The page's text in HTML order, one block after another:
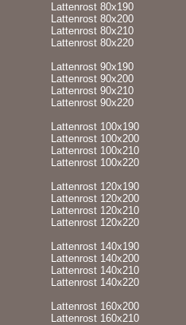
Lattenrost 80x190
Lattenrost 80x200
Lattenrost 80x210
Lattenrost 80x220
Lattenrost 90x190
Lattenrost 90x200
Lattenrost 90x210
Lattenrost 90x220
Lattenrost 100x190
Lattenrost 100x200
Lattenrost 100x210
Lattenrost 100x220
Lattenrost 120x190
Lattenrost 120x200
Lattenrost 120x210
Lattenrost 120x220
Lattenrost 140x190
Lattenrost 140x200
Lattenrost 140x210
Lattenrost 140x220
Lattenrost 160x200
Lattenrost 160x210